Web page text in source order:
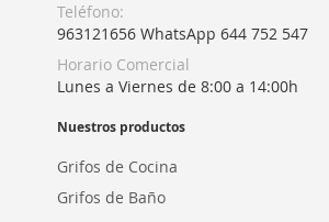
Teléfono:
963121656 WhatsApp 644 752 547
Horario Comercial
Lunes a Viernes de 8:00 a 14:00h
Nuestros productos
Grifos de Cocina
Grifos de Baño